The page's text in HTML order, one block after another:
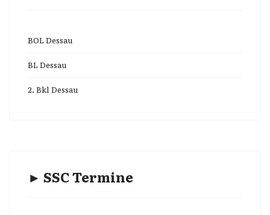
BOL Dessau
BL Dessau
2. Bkl Dessau
► SSC Termine